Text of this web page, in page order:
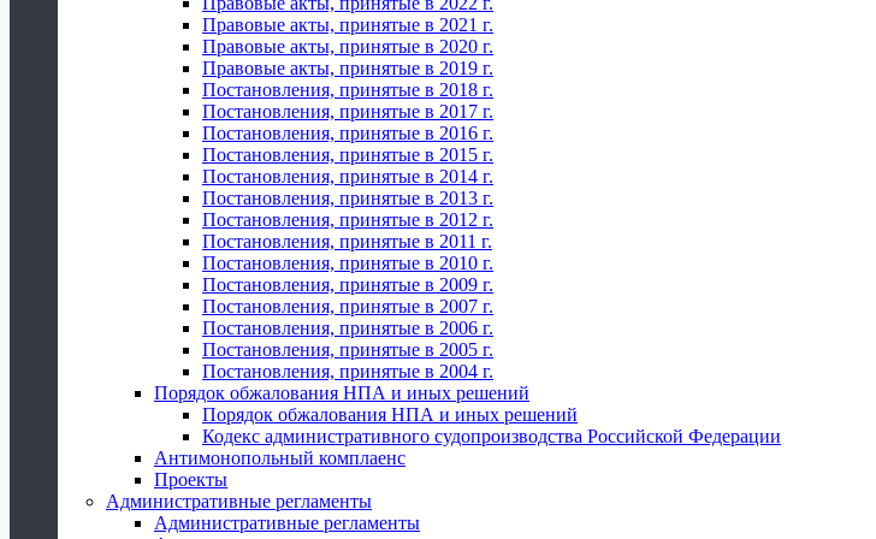
Правовые акты, принятые в 2021 г.
Правовые акты, принятые в 2020 г.
Правовые акты, принятые в 2019 г.
Постановления, принятые в 2018 г.
Постановления, принятые в 2017 г.
Постановления, принятые в 2016 г.
Постановления, принятые в 2015 г.
Постановления, принятые в 2014 г.
Постановления, принятые в 2013 г.
Постановления, принятые в 2012 г.
Постановления, принятые в 2011 г.
Постановления, принятые в 2010 г.
Постановления, принятые в 2009 г.
Постановления, принятые в 2007 г.
Постановления, принятые в 2006 г.
Постановления, принятые в 2005 г.
Постановления, принятые в 2004 г.
Порядок обжалования НПА и иных решений
Порядок обжалования НПА и иных решений
Кодекс административного судопроизводства Российской Федерации
Антимонопольный комплаенс
Проекты
Административные регламенты
Административные регламенты